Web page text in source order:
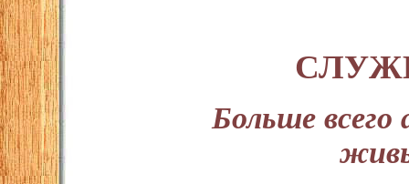
Больше